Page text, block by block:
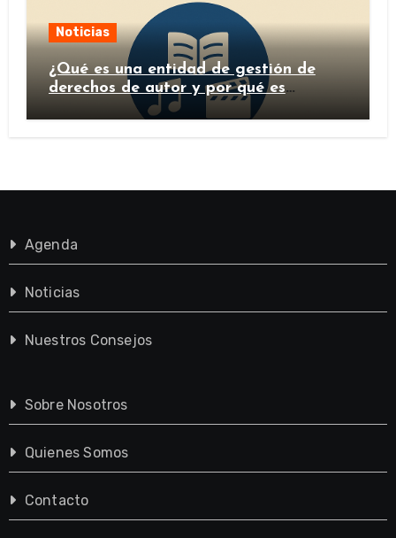
Noticias
¿Qué es una entidad de gestión de
derechos de autor y por qué es
importante?
Agenda
Noticias
Nuestros Consejos
Sobre Nosotros
Quienes Somos
Contacto